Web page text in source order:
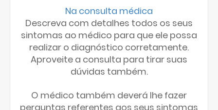
Na consulta médica
Descreva com detalhes todos os seus
sintomas ao médico para que ele possa
realizar o diagnóstico corretamente.
Aproveite a consulta para tirar suas
dúvidas também.
O médico também deverá lhe fazer
perguntas referentes aos seus sintomas